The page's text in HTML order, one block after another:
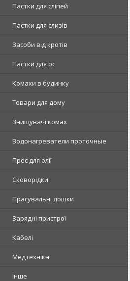
Пастки для сліпей
Пастки для слизів
Засоби від кротів
Пастки для ос
Комахи в будинку
Товари для дому
Знищувачі комах
Водонагреватели проточные
Прес для олії
Сковорідки
Прасувальні дошки
Зарядні пристрої
Кабелі
Медтехніка
Інше